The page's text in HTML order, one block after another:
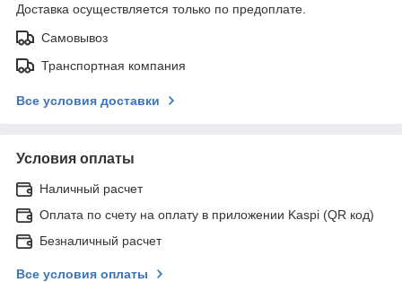
Доставка осуществляется только по предоплате.
Самовывоз
Транспортная компания
Все условия доставки
Условия оплаты
Наличный расчет
Оплата по счету на оплату в приложении Kaspi (QR код)
Безналичный расчет
Все условия оплаты